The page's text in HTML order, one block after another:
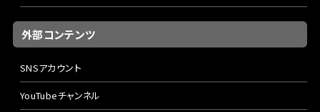
外部コンテンツ
SNSアカウント
YouTubeチャンネル